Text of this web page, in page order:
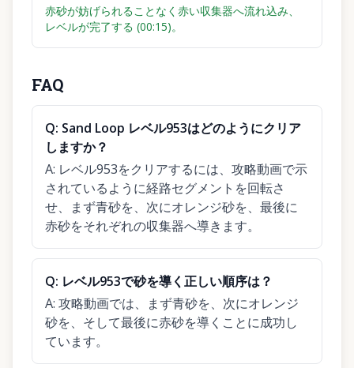
赤砂が妨げられることなく赤い収集器へ流れ込み、
レベルが完了する (00:15)。
FAQ
Q: Sand Loop レベル953はどのようにクリア
しますか？
A: レベル953をクリアするには、攻略動画で示
されているように経路セグメントを回転さ
せ、まず青砂を、次にオレンジ砂を、最後に
赤砂をそれぞれの収集器へ導きます。
Q: レベル953で砂を導く正しい順序は？
A: 攻略動画では、まず青砂を、次にオレンジ
砂を、そして最後に赤砂を導くことに成功し
ています。